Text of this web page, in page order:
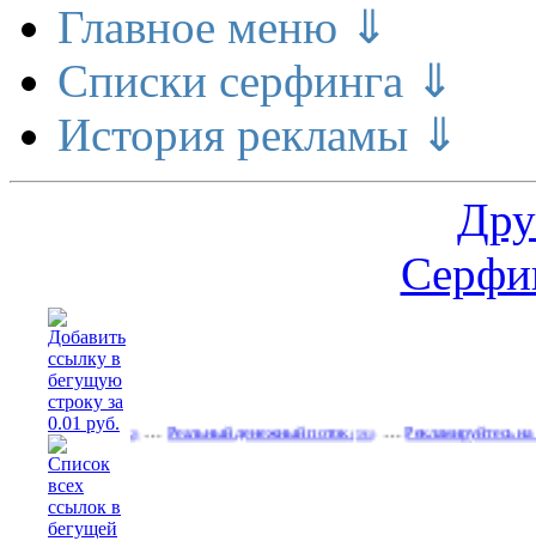
Главное меню ⇓
Списки серфинга ⇓
История рекламы ⇓
(562)…Реальный денежный поток(591)…Рекламируйтесь на сайте